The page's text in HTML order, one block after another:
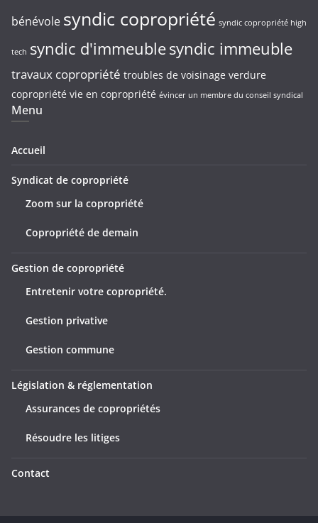
bénévole syndic copropriété syndic copropriété high
tech syndic d'immeublesyndic immeuble
travaux copropriété troubles de voisinage verdure
copropriété vie en copropriété évincer un membre du conseil syndical
Menu
Accueil
Syndicat de copropriété
Zoom sur la copropriété
Copropriété de demain
Gestion de copropriété
Entretenir votre copropriété.
Gestion privative
Gestion commune
Législation & réglementation
Assurances de copropriétés
Résoudre les litiges
Contact